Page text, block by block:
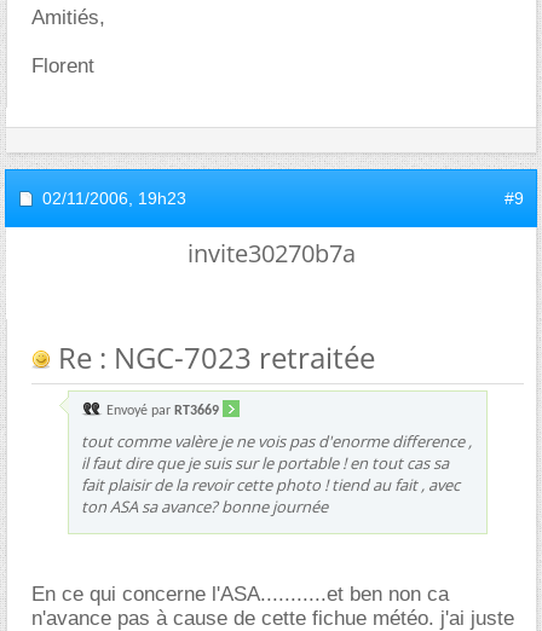
Amitiés,
Florent
02/11/2006, 19h23 #9
invite30270b7a
Re : NGC-7023 retraitée
Envoyé par RT3669
tout comme valère je ne vois pas d'enorme difference ,
il faut dire que je suis sur le portable ! en tout cas sa
fait plaisir de la revoir cette photo ! tiend au fait , avec
ton ASA sa avance? bonne journée
En ce qui concerne l'ASA...........et ben non ca
n'avance pas à cause de cette fichue météo. j'ai juste